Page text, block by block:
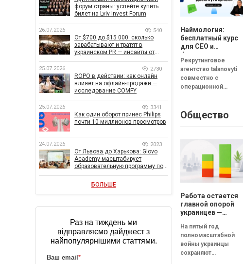
Наймология:
бесплатный курс
для CEO и
фаундеров
Рекрутинговое
агентство talanovyti
совместно с
операционной
FRACTAL) запускают
бесплатный курс
Общество
Работа остается
главной опорой
украинцев —
исследования
Барометр качества
жизни 2026
На пятый год
полномасштабной
войны украинцы
сохраняют
форум страны: успейте купить
билет на Lviv Invest Forum
26.07.2026 540
От $700 до $15 000: сколько
зарабатывают и тратят в
украинском PR — инсайты от
25.07.2026 2730
ROPO в действии: как онлайн
влияет на офлайн-продажи —
исследование COMFY
25.07.2026 3341
Как один оборот принес Philips
почти 10 миллионов просмотров
24.07.2026 2023
От Львова до Харькова: Glovo
Academy масштабирует
образовательную программу по
БОЛЬШЕ
Раз на тиждень ми
відправляємо дайджест з
найпопулярнішими статтями.
Ваш email *